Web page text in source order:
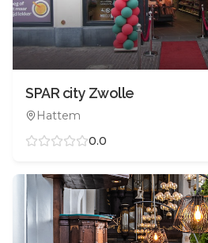
SPAR city Zwolle
Hattem
0.0